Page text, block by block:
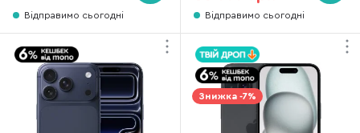
Відправимо сьогодні Відправимо сьогодні
Знижка -7%